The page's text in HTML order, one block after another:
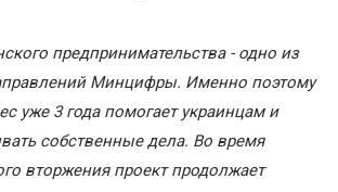
предпринимательства - одно из
Минцифры. Именно поэтому
уже 3 года помогает украинцам и
собственные дела. Во время
вторжения проект продолжает